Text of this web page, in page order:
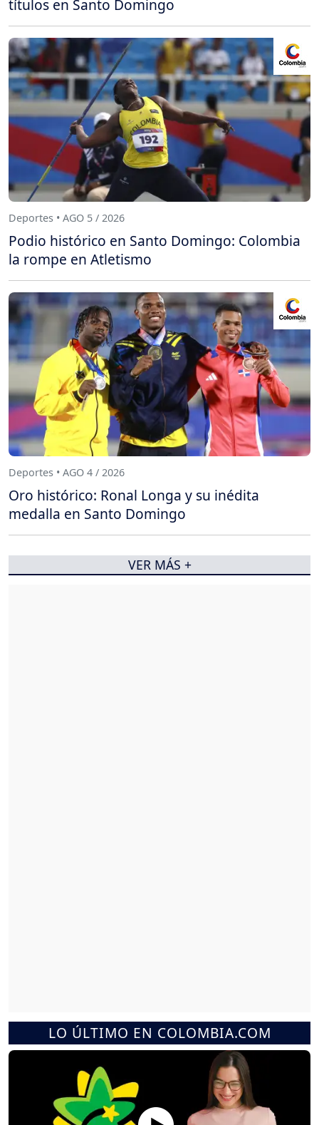
LO ÚLTIMO EN COLOMBIA.COM
títulos en Santo Domingo
Deportes • AGO 5 / 2026
Podio histórico en Santo Domingo: Colombia
la rompe en Atletismo
Deportes • AGO 4 / 2026
Oro histórico: Ronal Longa y su inédita
medalla en Santo Domingo
VER MÁS +